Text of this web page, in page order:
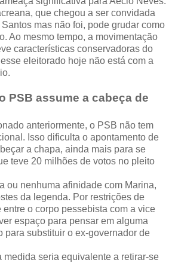
que chegou a ser convidada
mas não foi, pode grudar como
Ao mesmo tempo, a movimentação
características conservadoras do
eleitorado hoje não está com a
PSB assume a cabeça de
anteriormente, o PSB não tem
Isso dificulta o apontamento de
a chapa, ainda mais para se
teve 20 milhões de votos no pleito
ou nenhuma afinidade com Marina,
da legenda. Por restrições de
o corpo pessebista com a vice
espaço para pensar em alguma
para substituir o ex-governador de
medida seria equivalente a retirar-se